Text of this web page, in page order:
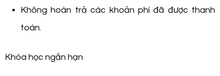
Không hoàn trả các khoản phí đã được thanh
toán.
Khóa học ngắn hạn